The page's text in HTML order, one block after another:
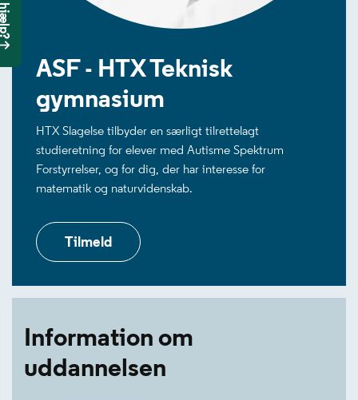
ASF - HTX Teknisk
gymnasium
HTX Slagelse tilbyder en særligt tilrettelagt
studieretning for elever med Autisme Spektrum
Forstyrrelser, og for dig, der har interesse for
matematik og naturvidenskab.
Tilmeld
Information om
uddannelsen